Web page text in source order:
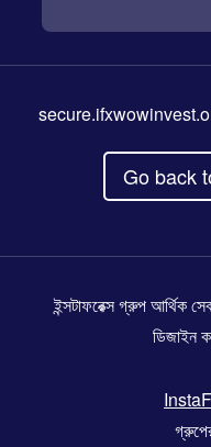
Go back
ইন্সটাফরেক্স গ্রুপ আর্থিক
ডিজাইন